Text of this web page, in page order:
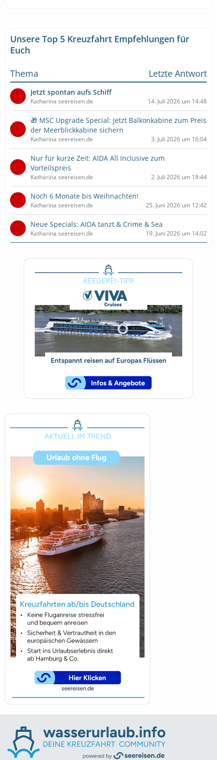
Unsere Top 5 Kreuzfahrt Empfehlungen für
Euch
Thema
Letzte Antwort
Jetzt spontan aufs Schiff
Katharina seereisen.de 14. Juli 2026 um 14:48
🎁 MSC Upgrade Special: Jetzt Balkonkabine zum Preis
der Meerblickkabine sichern
Katharina seereisen.de 3. Juli 2026 um 16:04
Nur für kurze Zeit: AIDA All Inclusive zum
Vorteilspreis
Katharina seereisen.de 2. Juli 2026 um 18:44
Noch 6 Monate bis Weihnachten!
Katharina seereisen.de 25. Juni 2026 um 12:42
Neue Specials: AIDA tanzt & Crime & Sea
Katharina seereisen.de 19. Juni 2026 um 14:02